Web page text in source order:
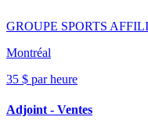
GROUPE SPORTS
Montréal
35 $ par heure
Adjoint - Ventes